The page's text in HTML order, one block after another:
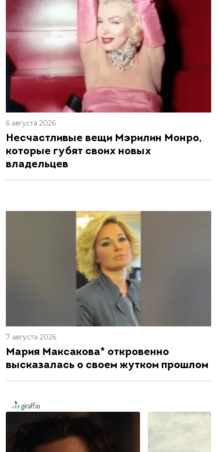
6 августа 2026
Несчастливые вещи Мэрилин Монро,
которые губят своих новых
владельцев
7 августа 2026
Мария Максакова* откровенно
высказалась о своем жутком прошлом